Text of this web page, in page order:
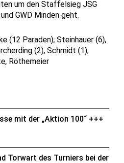
mit der „Aktion 100“ +++
Torwart des Turniers bei der
um den Staffelsieg JSG
GWD Minden geht.
(12 Paraden); Steinhauer (6),
(2), Schmidt (1),
Röthemeier